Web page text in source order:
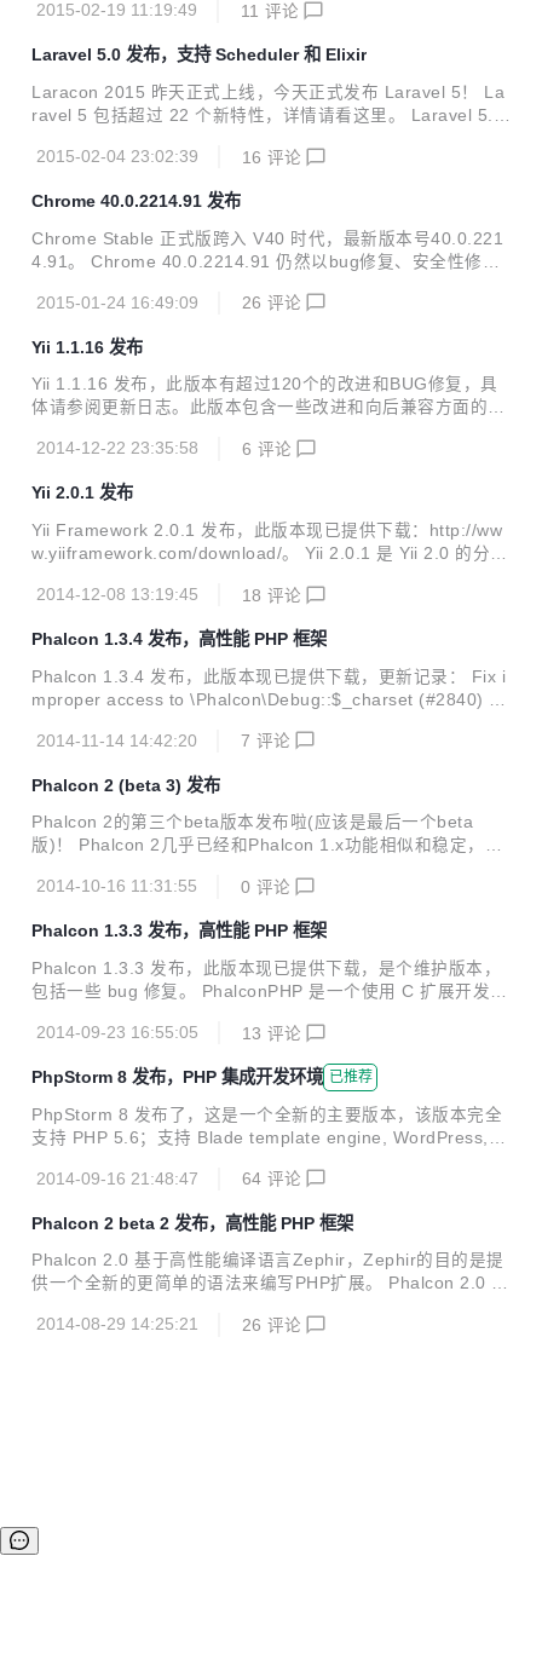
博客平台，用户可以在支持PHP和MySQL 数据库的服务器上
统（CMS）来使用。WordPress 是一个免费的开源项目，在
GNU通用公共许可证下授权发布。
2015-02-19 11:19:49 11 评论
Laravel 5.0 发布，支持 Scheduler 和 Elixir
Laracon 2015 昨天正式上线，今天正式发布 Laravel 5！ La
ravel 5 包括超过 22 个新特性，详情请看这里。 Laravel 5.0
构会提供更好的 Laravel 应用的服务。同时还加入了新的自动
s所有主要的 Laravel 组件实现接口都放在 illuminate/contrac
ts 库，没有外部依赖 路由缓存 路由中间件，支持 HTTP 中间
件 控制器方法注入 Authentication Scaffolding 事件作为对...
2015-02-04 23:02:39 16 评论
Chrome 40.0.2214.91 发布
Chrome Stable 正式版跨入 V40 时代，最新版本号40.0.221
4.91。 Chrome 40.0.2214.91 仍然以bug修复、安全性修复
2015-01-24 16:49:09
26 评论
Yii 1.1.16 发布
Yii 1.1.16 发布，此版本有超过120个的改进和BUG修复，具
体请参阅更新日志。此版本包含一些改进和向后兼容方面的改
说明。
2014-12-22 23:35:58 6 评论
Yii 2.0.1 发布
Yii Framework 2.0.1 发布，此版本现已提供下载：http://ww
w.yiiframework.com/download/。 Yii 2.0.1 是 Yii 2.0 的分支
更新日志。除了代码改进，还有大量的文档改进，特别是 Defi
进如下： 强制 Asset 转换 选择子查询 Flushing 模式缓存 AJ
AX 防止 CSS 重载 Helpers 增强 Bootstroop 扩展增强 Mong
oDB 扩展增强 Redis 扩展增强...
2014-12-08 13:19:45 18 评论
Phalcon 1.3.4 发布，高性能 PHP 框架
Phalcon 1.3.4 发布，此版本现已提供下载，更新记录： Fix i
mproper access to \Phalcon\Debug::$_charset (#2840) Fi
meter is passed as conditions Fix segfault when MongoCli
ction Fix possible memory corruption...
2014-11-14 14:42:20 7 评论
Phalcon 2 (beta 3) 发布
Phalcon 2的第三个beta版本发布啦(应该是最后一个beta
版)！ Phalcon 2几乎已经和Phalcon 1.x功能相似和稳定，是
100083107700/phalcon-2-beta-3-released
2014-10-16 11:31:55 0 评论
Phalcon 1.3.3 发布，高性能 PHP 框架
Phalcon 1.3.3 发布，此版本现已提供下载，是个维护版本，
包括一些 bug 修复。 PhalconPHP 是一个使用 C 扩展开发的
开源的、全堆栈的 PHP 5 框架，使用 C 扩展编写，专门为高
性能优化。无需学习和使用 C 语言，所有函数都以 PHP 类的
方式曾现。Phalcon 是一个松耦合的框架。 使用时需在 php.i
ni 中添加：extension=phalcon.so
2014-09-23 16:55:05 13 评论
PhpStorm 8 发布，PHP 集成开发环境 已推荐
PhpStorm 8 发布了，这是一个全新的主要版本，该版本完全
支持 PHP 5.6；支持 Blade template engine, WordPress, a
s；调试和测试的改进；支持 AngularJS, spy-js (a JavaScrip
r), PhoneGap/Cordova, Bower, gulp.js, CucumberJS, post
fix templates fo...
2014-09-16 21:48:47 64 评论
Phalcon 2 beta 2 发布，高性能 PHP 框架
Phalcon 2.0 基于高性能编译语言Zephir，Zephir的目的是提
供一个全新的更简单的语法来编写PHP扩展。 Phalcon 2.0 b
大量重要的测试！ 详情请看：http://blog.phalconphp.com/
2014-08-29 14:25:21 26 评论